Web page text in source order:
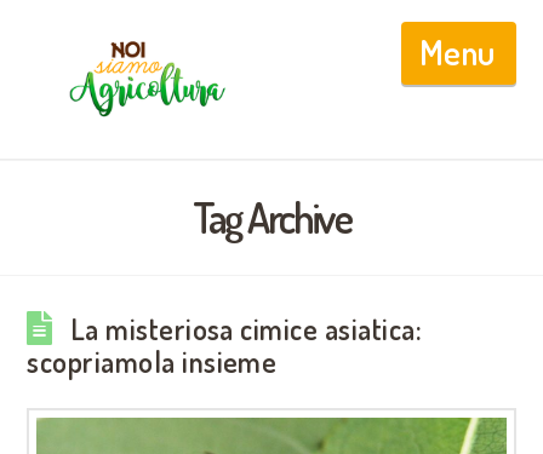
Tag Archive
La misteriosa cimice asiatica:
scopriamola insieme